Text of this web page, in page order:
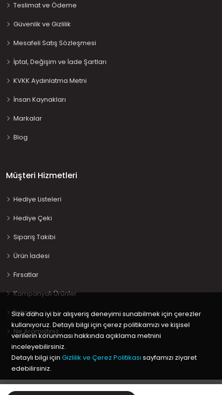
Teslimat ve Ödeme
Güvenlik ve Gizlilik
Mesafeli Satış Sözleşmesi
İptal, Değişim ve İade Şartları
KVKK Aydınlatma Metni
İnsan Kaynakları
Markalar
Blog
Müşteri Hizmetleri
Hediye Listeleri
Hediye Çeki
Sipariş Takibi
Ürün İadesi
Fırsatlar
Kampanyalı Ürünler
İletişim
Ne Aramıştınız…
Size daha iyi bir alışveriş deneyimi sunabilmek için çerezler
kullanıyoruz. Detaylı bilgi için çerez politikamızı ve kişisel
verilerin korunması hakkında açıklama metnini
inceleyebilirsiniz.
Detaylı bilgi için Gizlilik ve Çerez Politikası sayfamızı ziyaret
edebilirsiniz.